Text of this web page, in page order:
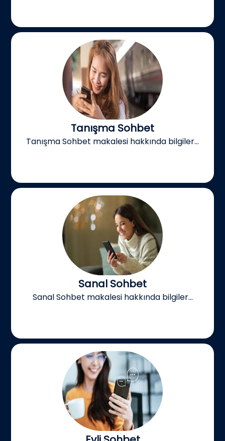
Tanışma Sohbet
Tanışma Sohbet makalesi hakkında bilgiler...
Sanal Sohbet
Sanal Sohbet makalesi hakkında bilgiler...